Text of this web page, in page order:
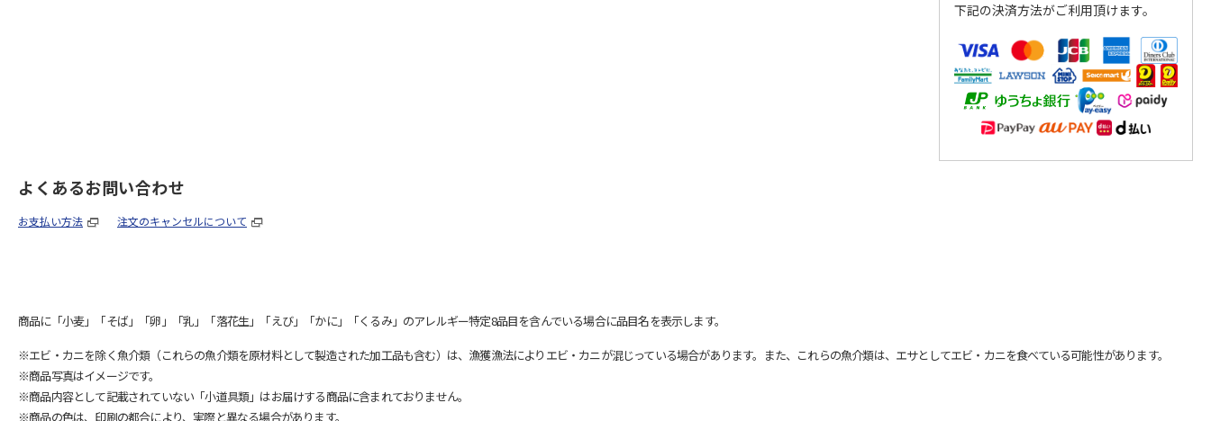
下記の決済方法がご利用頂けます。
よくあるお問い合わせ
お支払い方法 注文のキャンセルについて
商品に「小麦」「そば」「卵」「乳」「落花生」「えび」「かに」「くるみ」のアレルギー特定8品目を含んでいる場合に品目名を表示します。
※エビ・カニを除く魚介類（これらの魚介類を原材料として製造された加工品も含む）は、漁獲漁法によりエビ・カニが混じっている場合があります。また、これらの魚介類は、エサとしてエビ・カニを食べている可能性があります。
※商品写真はイメージです。
※商品内容として記載されていない「小道具類」はお届けする商品に含まれておりません。
※商品の色は、印刷の都合により、実際と異なる場合があります。